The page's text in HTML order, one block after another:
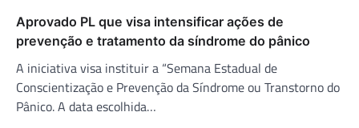
Aprovado PL que visa intensificar ações de
prevenção e tratamento da síndrome do pânico
A iniciativa visa instituir a “Semana Estadual de
Conscientização e Prevenção da Síndrome ou Transtorno do
Pânico. A data escolhida…